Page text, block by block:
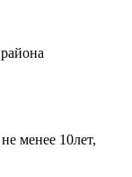
менее 10лет,